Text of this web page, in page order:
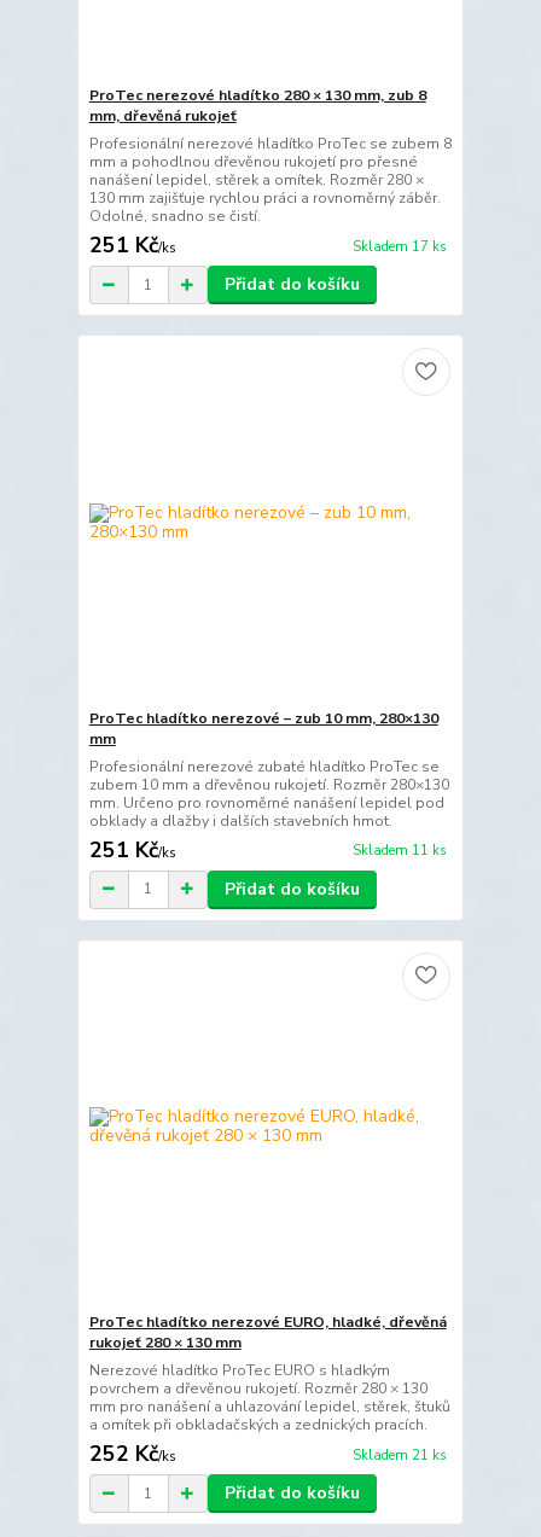
ProTec nerezové hladítko 280 × 130 mm, zub 8
mm, dřevěná rukojeť
Profesionální nerezové hladítko ProTec se zubem 8
mm a pohodlnou dřevěnou rukojetí pro přesné
nanášení lepidel, stěrek a omítek. Rozměr 280 ×
130 mm zajišťuje rychlou práci a rovnoměrný záběr.
Odolné, snadno se čistí.
251 Kč/ks Skladem 17 ks
Přidat do košíku
ProTec hladítko nerezové – zub 10 mm, 280×130
mm
Profesionální nerezové zubaté hladítko ProTec se
zubem 10 mm a dřevěnou rukojetí. Rozměr 280×130
mm. Určeno pro rovnoměrné nanášení lepidel pod
obklady a dlažby i dalších stavebních hmot.
251 Kč/ks Skladem 11 ks
Přidat do košíku
ProTec hladítko nerezové EURO, hladké, dřevěná
rukojeť 280 × 130 mm
Nerezové hladítko ProTec EURO s hladkým
povrchem a dřevěnou rukojetí. Rozměr 280 × 130
mm pro nanášení a uhlazování lepidel, stěrek, štuků
a omítek při obkladačských a zednických pracích.
252 Kč/ks Skladem 21 ks
Přidat do košíku